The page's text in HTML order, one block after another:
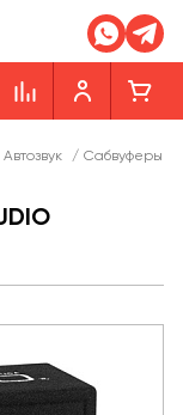
Автозвук / Сабвуферы